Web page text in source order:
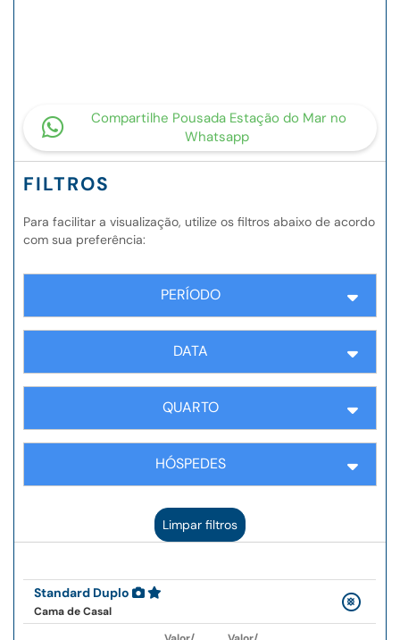
Compartilhe Pousada Estação do Mar no
Whatsapp
FILTROS
Para facilitar a visualização, utilize os filtros abaixo de acordo
com sua preferência:
PERÍODO
DATA
QUARTO
HÓSPEDES
Limpar filtros
Standard Duplo
Cama de Casal